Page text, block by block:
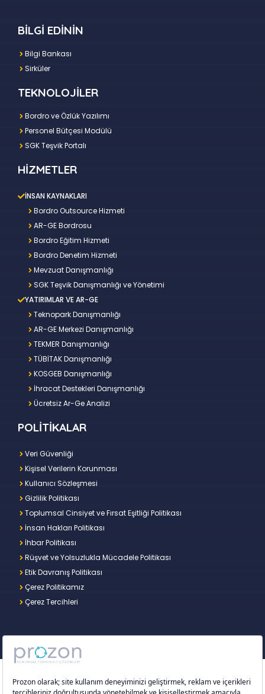
BİLGİ EDİNİN
Bilgi Bankası
Sirküler
TEKNOLOJİLER
Bordro ve Özlük Yazılımı
Personel Bütçesi Modülü
SGK Teşvik Portalı
HİZMETLER
İNSAN KAYNAKLARI
Bordro Outsource Hizmeti
AR-GE Bordrosu
Bordro Eğitim Hizmeti
Bordro Denetim Hizmeti
Mevzuat Danışmanlığı
SGK Teşvik Danışmanlığı ve Yönetimi
YATIRIMLAR VE AR-GE
Teknopark Danışmanlığı
AR-GE Merkezi Danışmanlığı
TEKMER Danışmanlığı
TÜBİTAK Danışmanlığı
KOSGEB Danışmanlığı
İhracat Destekleri Danışmanlığı
Ücretsiz Ar-Ge Analizi
POLİTİKALAR
Veri Güvenliği
Kişisel Verilerin Korunması
Kullanıcı Sözleşmesi
Gizlilik Politikası
Toplumsal Cinsiyet ve Fırsat Eşitliği Politikası
İnsan Hakları Politikası
İhbar Politikası
Rüşvet ve Yolsuzlukla Mücadele Politikası
Etik Davranış Politikası
Çerez Politikamız
Çerez Tercihleri
Copyright © 2026 – Prozon. Prozon markası ve